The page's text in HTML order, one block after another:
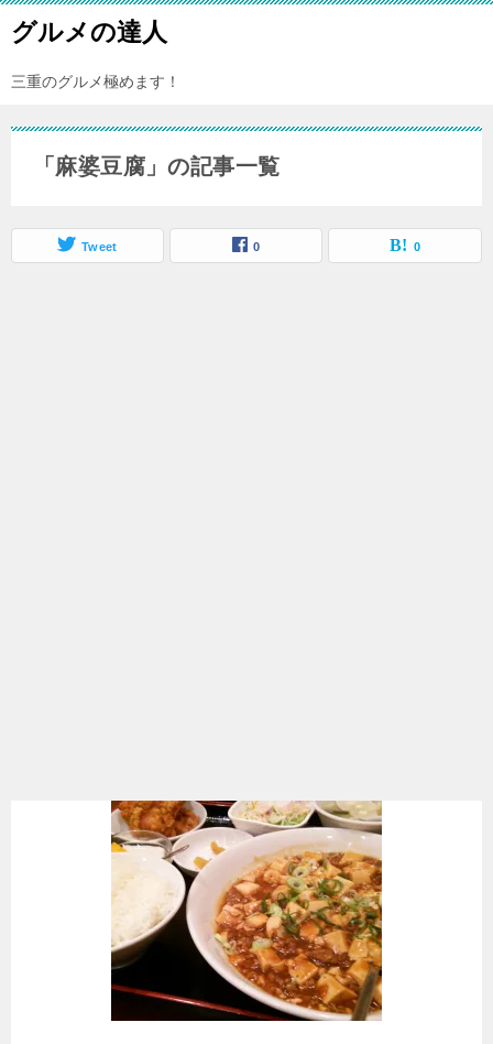
グルメの達人
三重のグルメ極めます！
「麻婆豆腐」の記事一覧
Tweet 0 0